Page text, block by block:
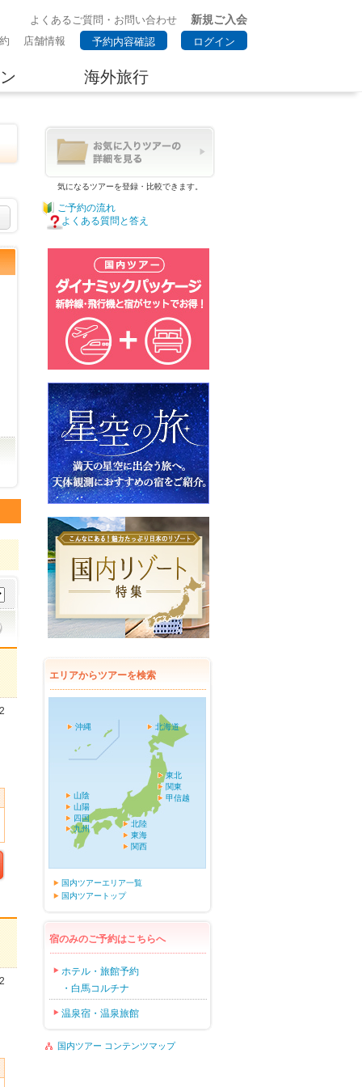
よくあるご質問・お問い合わせ 新規ご入会
店舗情報 予約内容確認 ログイン
海外旅行
気になるツアーを登録・比較できます。
ご予約の流れ
よくある質問と答え
エリアからツアーを検索
北海道
東北
関東
甲信越
北陸
東海
関西
山陰
山陽
四国
九州
沖縄
国内ツアーエリア一覧
国内ツアートップ
宿のみのご予約はこちらへ
ホテル・旅館予約
・白馬コルチナ
温泉宿・温泉旅館
国内ツアー コンテンツマップ